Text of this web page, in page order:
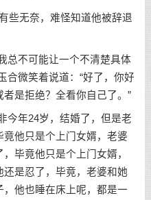
些无奈，难怪知道他被辞退
总不可能让一个不清楚具体
合微笑着说道：“好了，你好
是拒绝？全看你自己了。”
今年24岁，结婚了，但是老
他只是个上门女婿，老婆
毕竟他只是个上门女婿，
是忍了，毕竟，老婆和她
他也睡在床上呢，都是一